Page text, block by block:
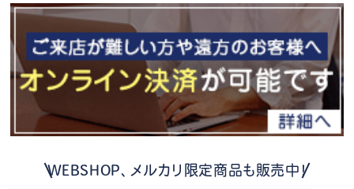
WEBSHOP、メルカリ限定商品も販売中！